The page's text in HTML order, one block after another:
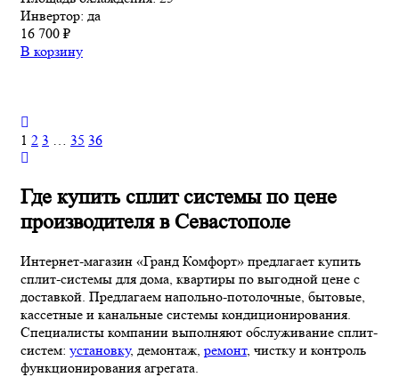
Инвертор: да
16 700 ₽
В корзину
1 2 3 … 35 36
Где купить сплит системы по цене
производителя в Севастополе
Интернет-магазин «Гранд Комфорт» предлагает купить
сплит-системы для дома, квартиры по выгодной цене с
доставкой. Предлагаем напольно-потолочные, бытовые,
кассетные и канальные системы кондиционирования.
Специалисты компании выполняют обслуживание сплит-
систем: установку, демонтаж, ремонт, чистку и контроль
функционирования агрегата.